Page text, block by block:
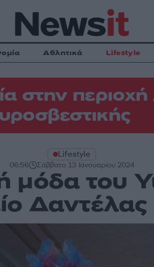
Αθλητικά Lifestyle
στην
Lifestyle
06:56 Σάββατο 13 Ιανουαρίου 2024
μόδα του
Δαντέλας